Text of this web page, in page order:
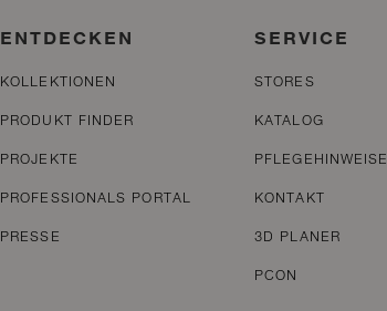
ENTDECKEN
KOLLEKTIONEN
PRODUKT FINDER
PROJEKTE
PROFESSIONALS PORTAL
PRESSE
SERVICE
STORES
KATALOG
PFLEGEHINWEISE
KONTAKT
3D PLANER
PCON